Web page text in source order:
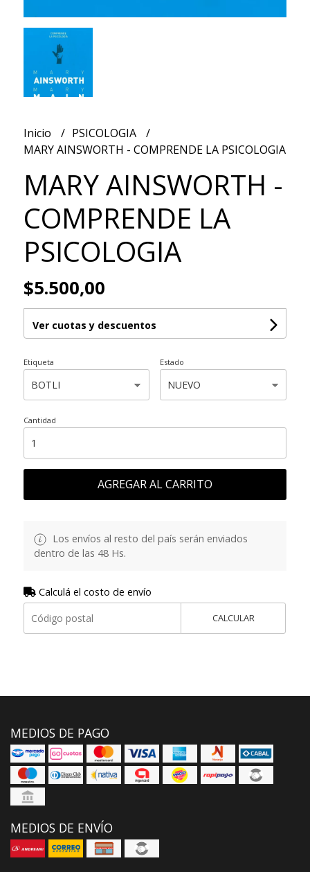
Inicio
PSICOLOGIA
MARY AINSWORTH - COMPRENDE LA PSICOLOGIA
MARY AINSWORTH -
COMPRENDE LA
PSICOLOGIA
$5.500,00
Ver cuotas y descuentos
Etiqueta Estado
Cantidad
AGREGAR AL CARRITO
Los envíos al resto del país serán enviados
dentro de las 48 Hs.
Calculá el costo de envío
CALCULAR
MEDIOS DE PAGO
MEDIOS DE ENVÍO